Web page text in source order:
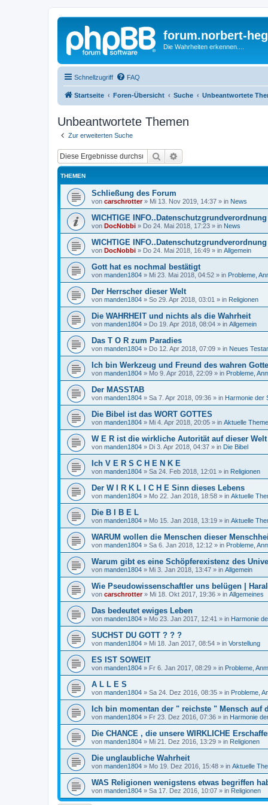
forum.norbert-
Die Wahrheiten erkennen....
Schnellzugriff FAQ
Startseite Foren-Übersicht Suche Unbeantwortete
Unbeantwortete Themen
Zur erweiterten Suche
Suche
THEMEN
Schließung des Forum
von carschrotter» Mi 13. Nov 2019, 14:37 » in News
WICHTIGE INFO..Datenschutzgrundverordnung
von DocNobbi » Do 24. Mai 2018, 17:23 » in News
WICHTIGE INFO..Datenschutzgrundverordnung
von DocNobbi » Do 24. Mai 2018, 16:49 » in Allgemein
Gott hat es nochmal bestätigt
von manden1804 » Mi 23. Mai 2018, 04:52 » in Probleme,
Der Herrscher dieser Welt
von manden1804 » So 29. Apr 2018, 03:01 » in Religionen
Die WAHRHEIT und nichts als die Wahrheit
von manden1804 » Do 19. Apr 2018, 08:04 » in Allgemein
Das T O R zum Paradies
von manden1804 » Do 12. Apr 2018, 07:09 » in Neues
Ich bin Werkzeug und Freund des wahren
von manden1804 » Mo 9. Apr 2018, 22:09 » in Probleme,
Der MASSTAB
von manden1804 » Sa 7. Apr 2018, 09:36 » in Harmonie der
Die Bibel ist das WORT GOTTES
von manden1804 » Mi 4. Apr 2018, 20:05 » in Aktuelle
W E R ist die wirkliche Autorität auf dieser
von manden1804 » Di 3. Apr 2018, 04:37 » in Die Bibel
Ich V E R S C H E N K E
von manden1804 » Sa 24. Feb 2018, 12:01 » in Religionen
Der W I R K L I C H E Sinn dieses Lebens
von manden1804 » Mo 22. Jan 2018, 18:58 » in Aktuelle
Die B I B E L
von manden1804 » Mo 15. Jan 2018, 13:19 » in Aktuelle
WARUM wollen die Menschen dieser
von manden1804 » Sa 6. Jan 2018, 12:12 » in Probleme,
Warum gibt es eine Schöpferexistenz des
von manden1804 » Mi 3. Jan 2018, 13:47 » in Allgemein
Wie Pseudowissenschaftler uns belügen |
von carschrotter» Mi 18. Okt 2017, 19:36 » in Allgemeines
Das bedeutet ewiges Leben
von manden1804 » Mo 23. Jan 2017, 12:41 » in Harmonie
SUCHST DU GOTT ? ? ?
von manden1804 » Mi 18. Jan 2017, 08:54 » in Vorstellung
ES IST SOWEIT
von manden1804 » Fr 6. Jan 2017, 08:29 » in Probleme,
A L L E S
von manden1804 » Sa 24. Dez 2016, 08:35 » in Probleme,
Ich bin momentan der " reichste " Mensch auf
von manden1804 » Fr 23. Dez 2016, 07:36 » in Harmonie
Die CHANCE , die unsere WIRKLICHE
von manden1804 » Mi 21. Dez 2016, 13:29 » in Religionen
Die unglaubliche Wahrheit
von manden1804 » Mo 19. Dez 2016, 15:48 » in Aktuelle
WAS Religionen wenigstens etwas begriffen
von manden1804 » Sa 17. Dez 2016, 10:07 » in Religionen